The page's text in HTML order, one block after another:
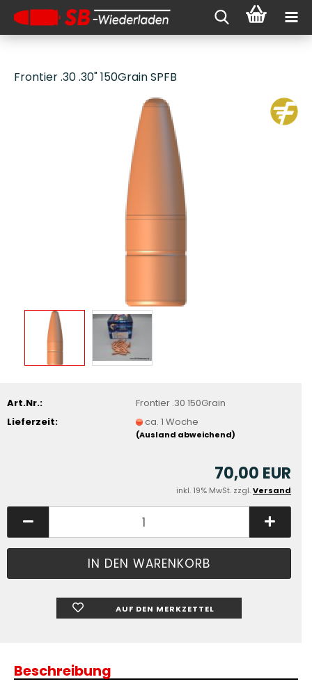
Frontier .30 .30" 150Grain SPFB
Art.Nr.:
Frontier .30 150Grain
Lieferzeit:
ca. 1 Woche
(Ausland abweichend)
70,00 EUR
inkl. 19% MwSt. zzgl.Versand
AUF DEN MERKZETTEL
Beschreibung